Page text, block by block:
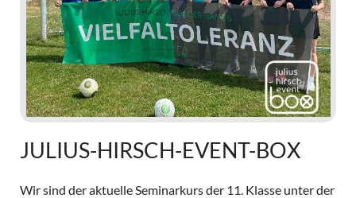
JULIUS-HIRSCH-EVENT-BOX
Wir sind der aktuelle Seminarkurs der 11. Klasse unter der